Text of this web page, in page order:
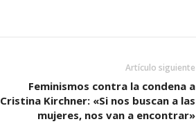
Artículo siguiente
Feminismos contra la condena a
Cristina Kirchner: «Si nos buscan a las
mujeres, nos van a encontrar»